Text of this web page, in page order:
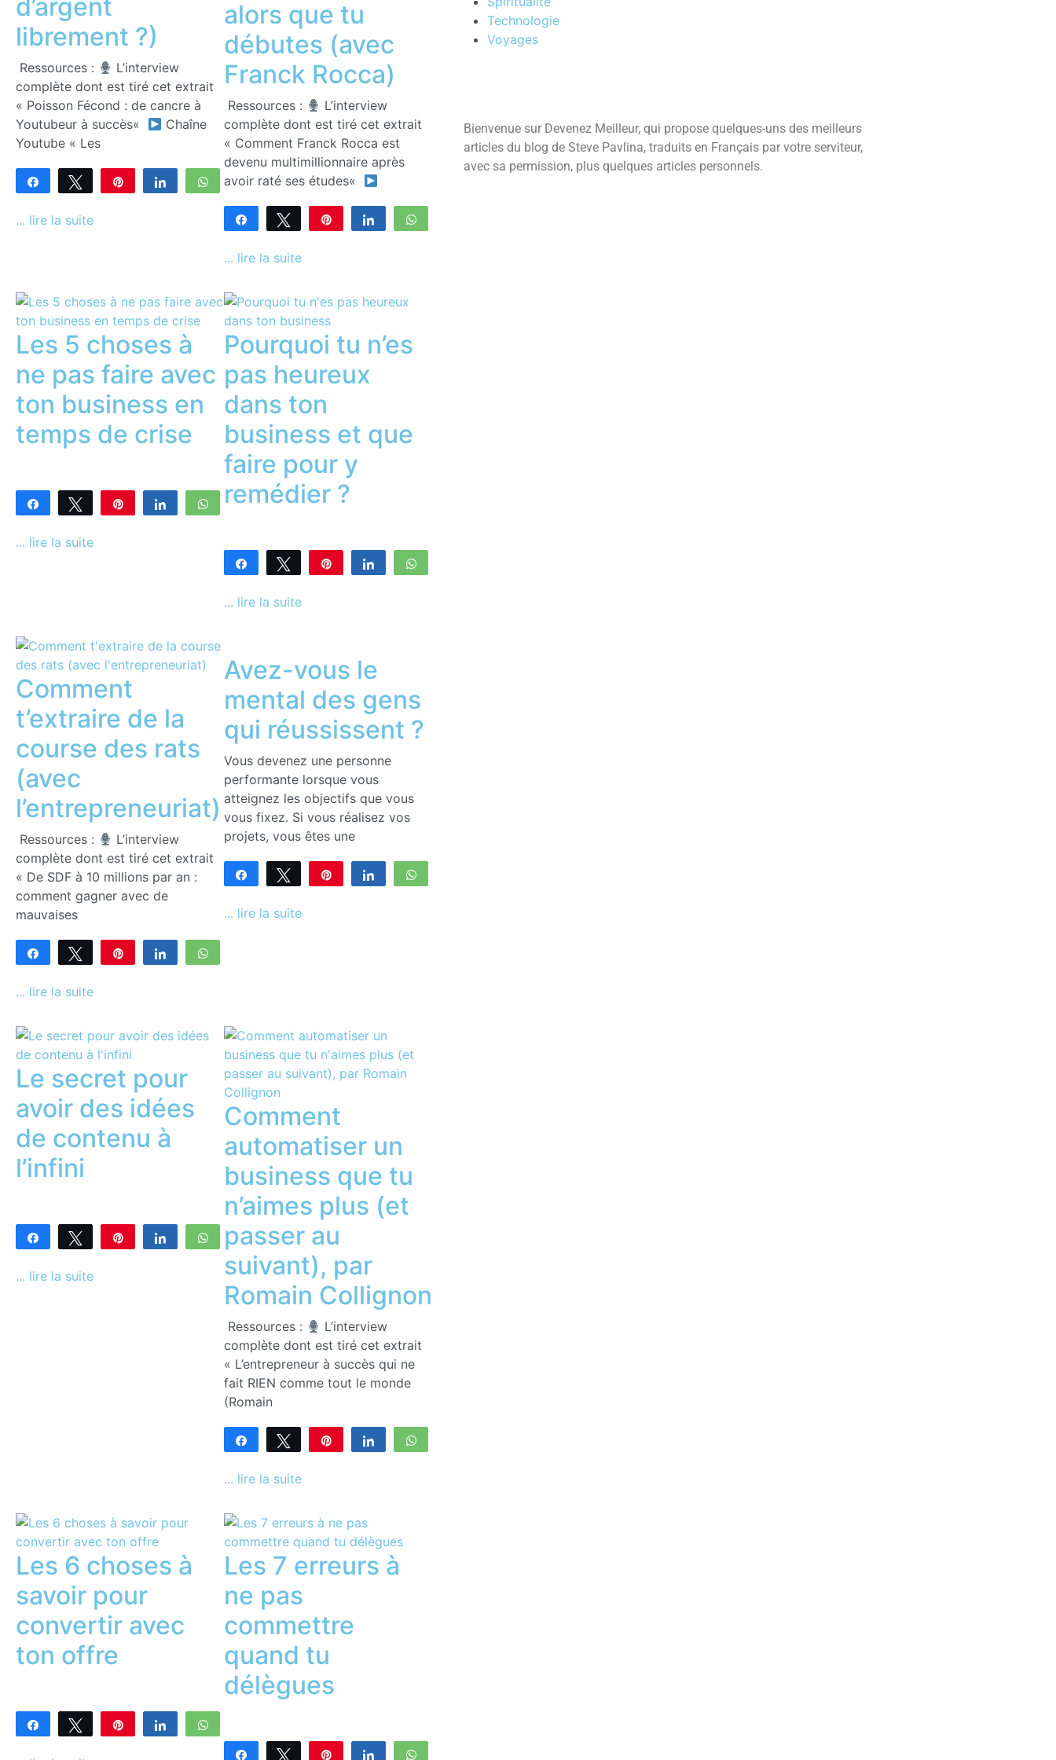
d’argent
librement ?)
Ressources :
L’interview
complète dont est tiré cet extrait
« Poisson Fécond : de cancre à
Youtubeur à succès«
Chaîne
Youtube « Les
Partagez Tweetez EnregistrerPartagez WhatsApp
PARTAGES
... lire la suite
alors que tu
débutes (avec
Franck Rocca)
Ressources :
L’interview
complète dont est tiré cet extrait
« Comment Franck Rocca est
devenu multimillionnaire après
avoir raté ses études«
Partagez Tweetez EnregistrerPartagez
PARTAGES
... lire la suite
Les 5 choses à
ne pas faire avec
ton business en
temps de crise
Partagez Tweetez EnregistrerPartagez WhatsApp
PARTAGES
... lire la suite
Pourquoi tu n’es
pas heureux
dans ton
business et que
faire pour y
remédier ?
Partagez Tweetez EnregistrerPartagez
PARTAGES
... lire la suite
Comment
t’extraire de la
course des rats
(avec
l’entrepreneuriat)
Ressources :
L’interview
complète dont est tiré cet extrait
« De SDF à 10 millions par an :
comment gagner avec de
mauvaises
Partagez Tweetez EnregistrerPartagez
PARTAGES
... lire la suite
Avez-vous le
mental des gens
qui réussissent ?
Vous devenez une personne
performante lorsque vous
atteignez les objectifs que vous
vous fixez. Si vous réalisez vos
projets, vous êtes une
Partagez Tweetez EnregistrerPartagez
PARTAGES
... lire la suite
Le secret pour
avoir des idées
de contenu à
l’infini
Partagez Tweetez EnregistrerPartagez WhatsApp
PARTAGES
... lire la suite
Comment
automatiser un
business que tu
n’aimes plus (et
passer au
suivant), par
Romain Collignon
Ressources :
L’interview
complète dont est tiré cet extrait
« L’entrepreneur à succès qui ne
fait RIEN comme tout le monde
(Romain
Partagez Tweetez EnregistrerPartagez
PARTAGES
... lire la suite
Les 6 choses à
savoir pour
convertir avec
ton offre
Partagez Tweetez EnregistrerPartagez
PARTAGES
Les 7 erreurs à
ne pas
commettre
quand tu
délègues
Partagez Tweetez EnregistrerPartagez
Technologie
Voyages
Bienvenue sur Devenez Meilleur, qui propose quelques-uns des meilleurs
articles du blog de Steve Pavlina, traduits en Français par votre serviteur,
avec sa permission, plus quelques articles personnels.